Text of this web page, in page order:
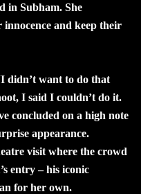
in Subham. She
innocence and keep their
didn’t want to do that
I said I couldn’t do it.
concluded on a high note
appearance.
visit where the crowd
entry – his iconic
for her own.